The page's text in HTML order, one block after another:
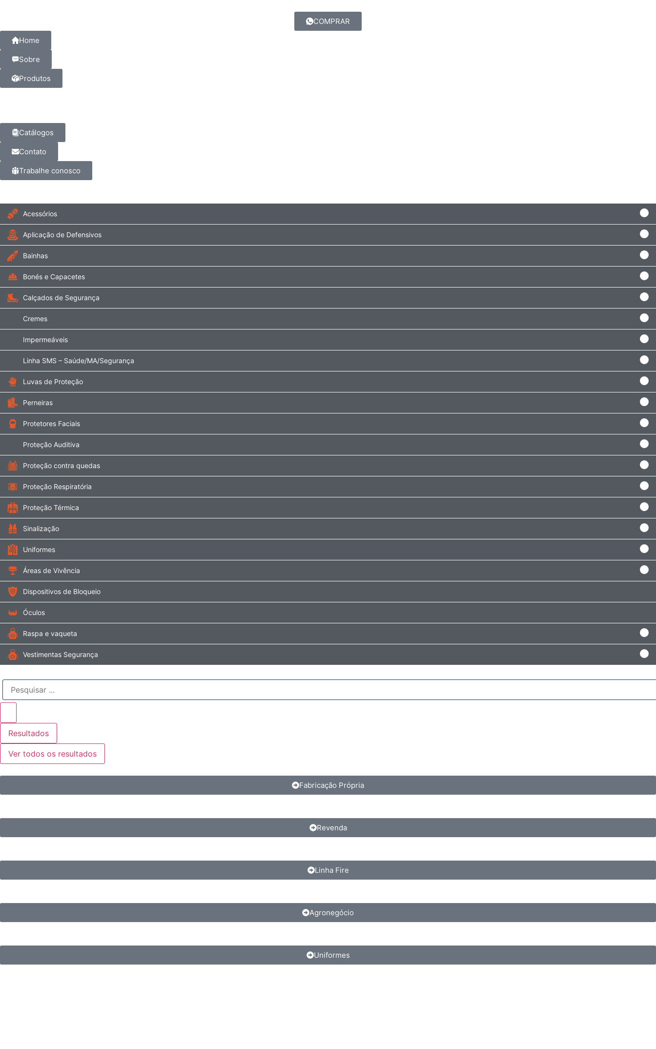
COMPRAR
Home
Sobre
Produtos
Catálogos
Contato
Trabalhe conosco
Acessórios
Aplicação de Defensivos
Bainhas
Bonés e Capacetes
Calçados de Segurança
Cremes
Impermeáveis
Linha SMS – Saúde/MA/Segurança
Luvas de Proteção
Perneiras
Protetores Faciais
Proteção Auditiva
Proteção contra quedas
Proteção Respiratória
Proteção Térmica
Sinalização
Uniformes
Áreas de Vivência
Dispositivos de Bloqueio
Óculos
Raspa e vaqueta
Vestimentas Segurança
Resultados
Ver todos os resultados
Fabricação Própria
Revenda
Linha Fire
Agronegócio
Uniformes